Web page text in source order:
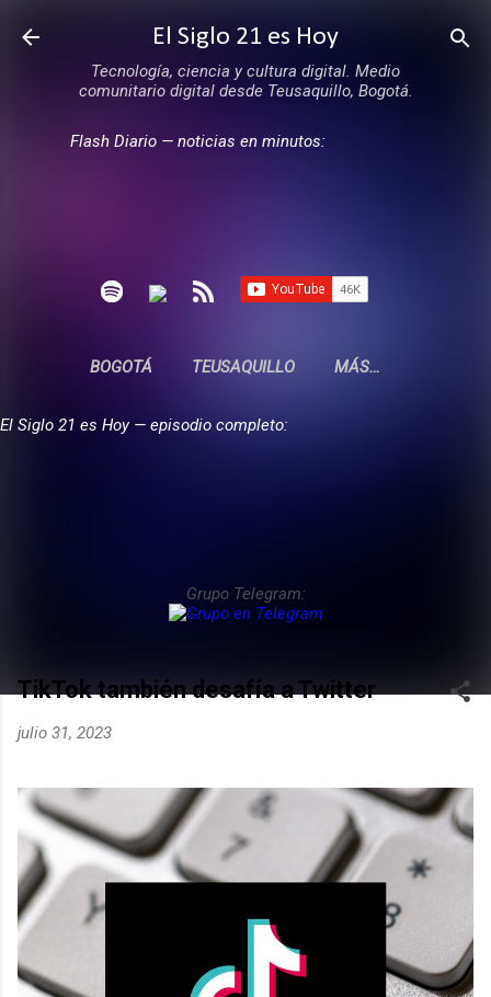
Ir al contenido principal
El Siglo 21 es Hoy
Tecnología, ciencia y cultura digital. Medio
comunitario digital desde Teusaquillo, Bogotá.
Flash Diario — noticias en minutos:
BOGOTÁ TEUSAQUILLO MÁS…
El Siglo 21 es Hoy — episodio completo:
Grupo Telegram:
TikTok también desafía a Twitter
julio 31, 2023